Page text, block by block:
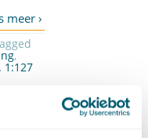
,
1:127